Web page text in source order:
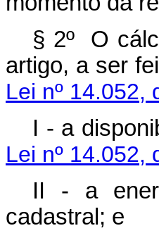
§ 2º O
artigo, a ser
Lei nº 14.052,
I - a
Lei nº 14.052,
II - a
cadastral;